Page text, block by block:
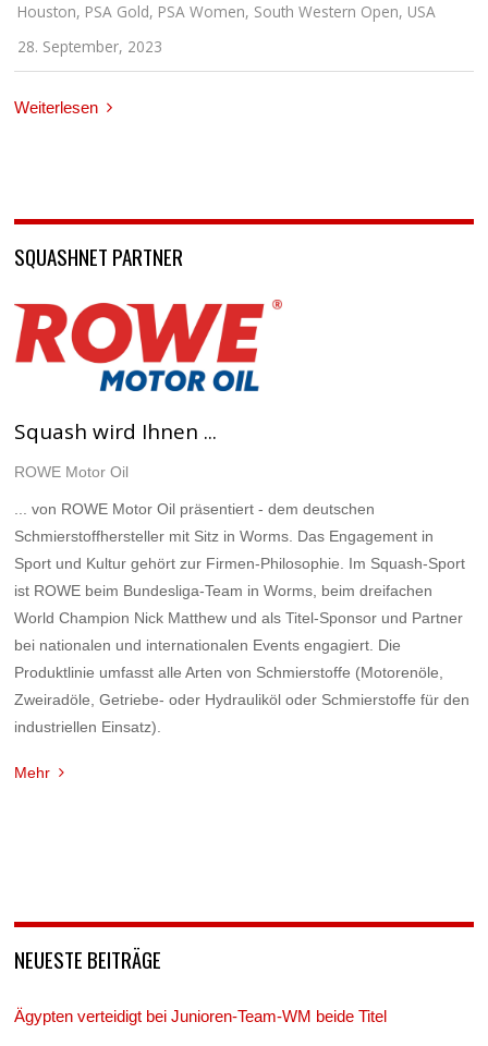
Houston, PSA Gold, PSA Women, South Western Open, USA
28. September, 2023
Weiterlesen
SQUASHNET PARTNER
Squash wird Ihnen ...
ROWE Motor Oil
... von ROWE Motor Oil präsentiert - dem deutschen
Schmierstoffhersteller mit Sitz in Worms. Das Engagement in
Sport und Kultur gehört zur Firmen-Philosophie. Im Squash-Sport
ist ROWE beim Bundesliga-Team in Worms, beim dreifachen
World Champion Nick Matthew und als Titel-Sponsor und Partner
bei nationalen und internationalen Events engagiert. Die
Produktlinie umfasst alle Arten von Schmierstoffe (Motorenöle,
Zweiradöle, Getriebe- oder Hydrauliköl oder Schmierstoffe für den
industriellen Einsatz).
Mehr
NEUESTE BEITRÄGE
Ägypten verteidigt bei Junioren-Team-WM beide Titel